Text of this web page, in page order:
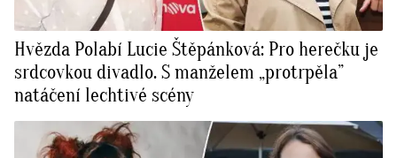
Hvězda Polabí Lucie Štěpánková: Pro herečku je
srdcovkou divadlo. S manželem „protrpěla”
natáčení lechtivé scény